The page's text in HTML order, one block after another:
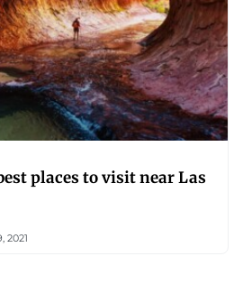
places to visit near Las
2021